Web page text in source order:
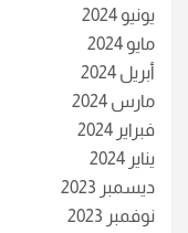
يونيو 2024
مايو 2024
أبريل 2024
مارس 2024
فبراير 2024
يناير 2024
ديسمبر 2023
نوفمبر 2023